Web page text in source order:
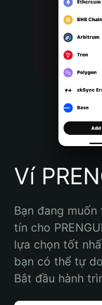
Português
Bahasa Indonesia
Português (Brasil)
Español
Ví
Bạn đang
tín cho
lựa chọn tốt
bạn có thể tự
Bắt đầu hành